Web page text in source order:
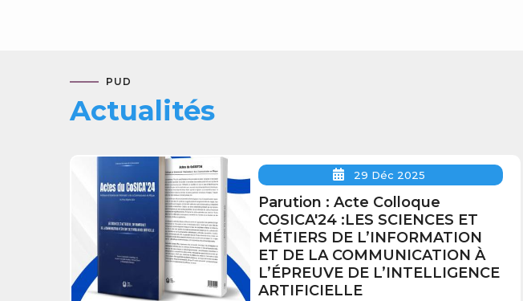
PUD
Actualités
29 Déc 2025
Parution : Acte Colloque
COSICA'24 :LES SCIENCES ET
MÉTIERS DE L’INFORMATION
ET DE LA COMMUNICATION À
L’ÉPREUVE DE L’INTELLIGENCE
ARTIFICIELLE